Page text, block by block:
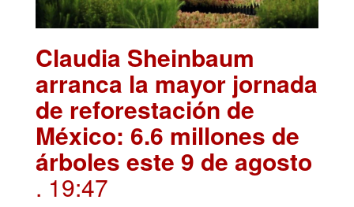
Claudia Sheinbaum
arranca la mayor jornada
de reforestación de
México: 6.6 millones de
árboles este 9 de agosto
. 19:47